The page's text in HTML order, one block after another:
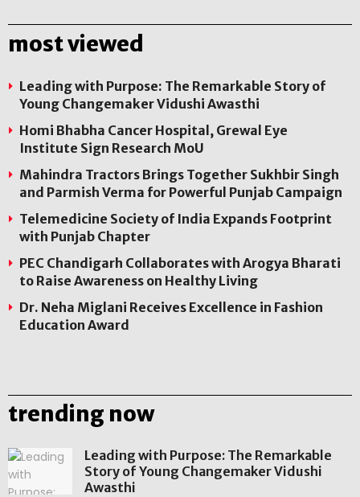
most viewed
Leading with Purpose: The Remarkable Story of
Young Changemaker Vidushi Awasthi
Homi Bhabha Cancer Hospital, Grewal Eye
Institute Sign Research MoU
Mahindra Tractors Brings Together Sukhbir Singh
and Parmish Verma for Powerful Punjab Campaign
Telemedicine Society of India Expands Footprint
with Punjab Chapter
PEC Chandigarh Collaborates with Arogya Bharati
to Raise Awareness on Healthy Living
Dr. Neha Miglani Receives Excellence in Fashion
Education Award
trending now
Leading with Purpose: The Remarkable
Story of Young Changemaker Vidushi
Awasthi